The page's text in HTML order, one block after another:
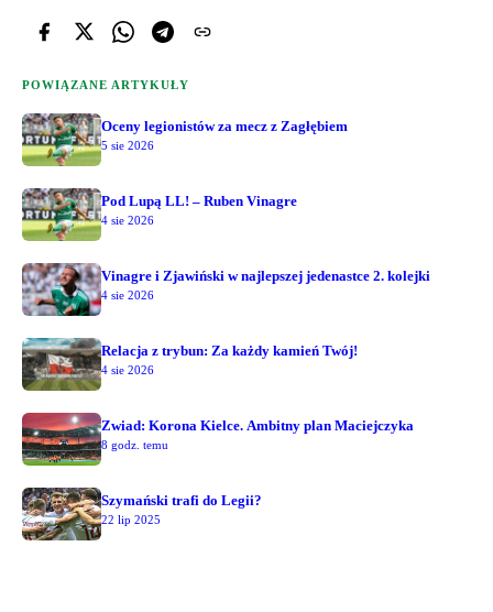
POWIĄZANE ARTYKUŁY
Oceny legionistów za mecz z Zagłębiem
5 sie 2026
Pod Lupą LL! – Ruben Vinagre
4 sie 2026
Vinagre i Zjawiński w najlepszej jedenastce 2. kolejki
4 sie 2026
Relacja z trybun: Za każdy kamień Twój!
4 sie 2026
Zwiad: Korona Kielce. Ambitny plan Maciejczyka
8 godz. temu
Szymański trafi do Legii?
22 lip 2025